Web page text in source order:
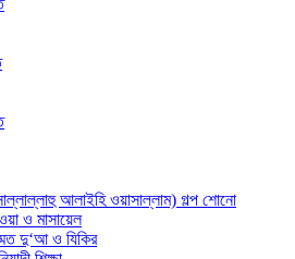
আলাইহি ওয়াসাল্লাম) গল্প শোনো
ও মাসায়েল
দু‘আ ও যিকির